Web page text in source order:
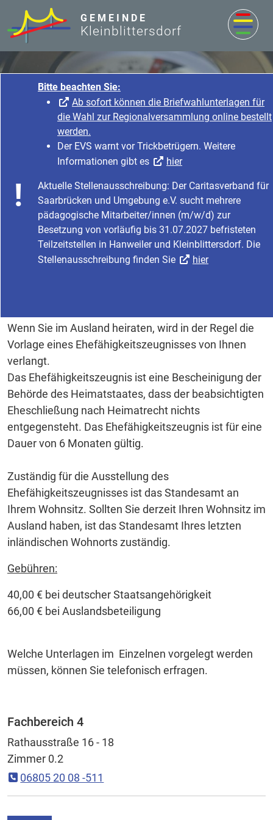
Bitte beachten Sie:
Ab sofort können die Briefwahlunterlagen für
die Wahl zur Regionalversammlung online bestellt
werden.
Der EVS warnt vor Trickbetrügern. Weitere
Informationen gibt es
hier
Aktuelle Stellenausschreibung: Der Caritasverband für
Saarbrücken und Umgebung e.V. sucht mehrere
pädagogische Mitarbeiter/innen (m/w/d) zur
Besetzung von vorläufig bis 31.07.2027 befristeten
Teilzeitstellen in Hanweiler und Kleinblittersdorf. Die
Stellenausschreibung finden Sie
hier
GEMEINDE
Kleinblittersdorf
Rathaus & Service
Startseite
Rathaus & Service
Bürgerservice & Dienstleistung
Was erledige ich wo?
Ehefähigkeitszeugnis
Wenn Sie im Ausland heiraten, wird in der Regel die
Vorlage eines Ehefähigkeitszeugnisses von Ihnen
verlangt.
Das Ehefähigkeitszeugnis ist eine Bescheinigung der
Behörde des Heimatstaates, dass der beabsichtigten
Eheschließung nach Heimatrecht nichts
entgegensteht. Das Ehefähigkeitszeugnis ist für eine
Dauer von 6 Monaten gültig.
Zuständig für die Ausstellung des
Ehefähigkeitszeugnisses ist das Standesamt an
Ihrem Wohnsitz. Sollten Sie derzeit Ihren Wohnsitz im
Ausland haben, ist das Standesamt Ihres letzten
inländischen Wohnorts zuständig.
Gebühren:
40,00 € bei deutscher Staatsangehörigkeit
66,00 € bei Auslandsbeteiligung
Welche Unterlagen im Einzelnen vorgelegt werden
müssen, können Sie telefonisch erfragen.
Fachbereich 4
Rathausstraße 16 - 18
Zimmer 0.2
06805 20 08 -511